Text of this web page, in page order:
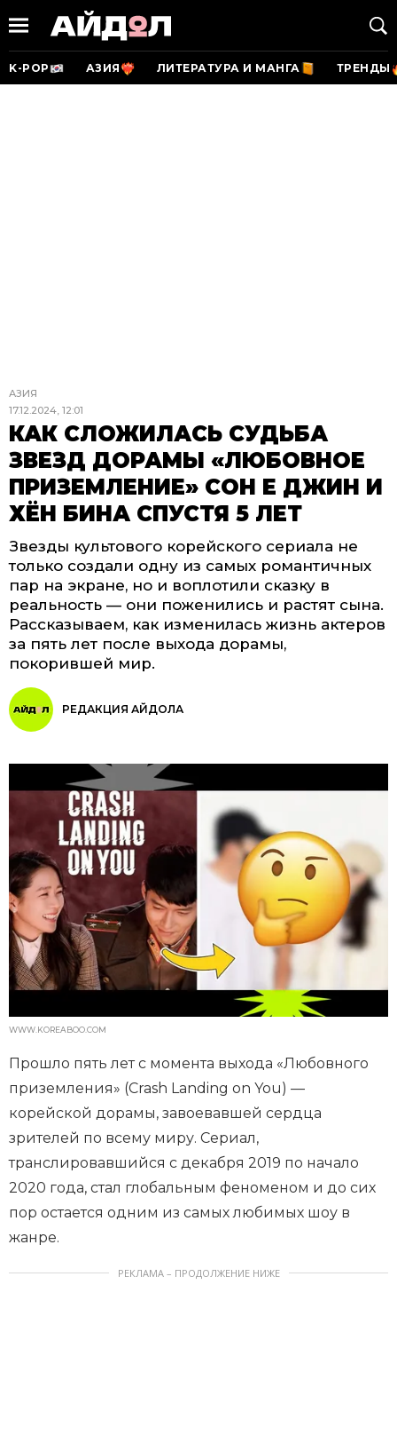
K-POP АЗИЯ ЛИТЕРАТУРА И МАНГА ТРЕНДЫ
АЗИЯ
17.12.2024, 12:01
КАК СЛОЖИЛАСЬ СУДЬБА
ЗВЕЗД ДОРАМЫ «ЛЮБОВНОЕ
ПРИЗЕМЛЕНИЕ» СОН Е ДЖИН И
ХЁН БИНА СПУСТЯ 5 ЛЕТ
Звезды культового корейского сериала не
только создали одну из самых романтичных
пар на экране, но и воплотили сказку в
реальность — они поженились и растят сына.
Рассказываем, как изменилась жизнь актеров
за пять лет после выхода дорамы,
покорившей мир.
РЕДАКЦИЯ АЙДОЛА
WWW.KOREABOO.COM
Прошло пять лет с момента выхода «Любовного
приземления» (Crash Landing on You) —
корейской дорамы, завоевавшей сердца
зрителей по всему миру. Сериал,
транслировавшийся с декабря 2019 по начало
2020 года, стал глобальным феноменом и до сих
пор остается одним из самых любимых шоу в
жанре.
РЕКЛАМА – ПРОДОЛЖЕНИЕ НИЖЕ